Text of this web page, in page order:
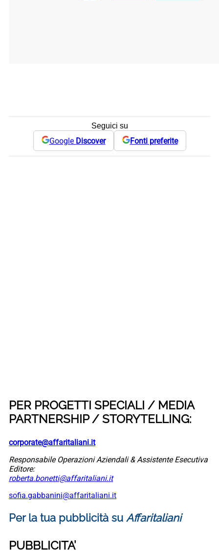
Seguici su
Google Discover Fonti preferite
PER PROGETTI SPECIALI / MEDIA
PARTNERSHIP / STORYTELLING:
corporate@affaritaliani.it
Responsabile Operazioni Aziendali & Assistente Esecutiva
Editore:
roberta.bonetti@affaritaliani.it
sofia.gabbanini@affaritaliani.it
Per la tua pubblicità su Affaritaliani
PUBBLICITA’